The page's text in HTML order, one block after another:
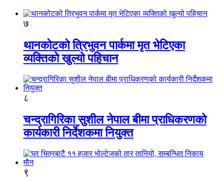
७
थानकोटको त्रिभुवन पार्कमा मृत भेटिएका
व्यक्तिको खुल्यो पहिचान
८
चन्द्रागिरिका सुशील नेपाल बीमा प्राधिकरणको
कार्यकारी निर्देशकमा नियुक्त
९